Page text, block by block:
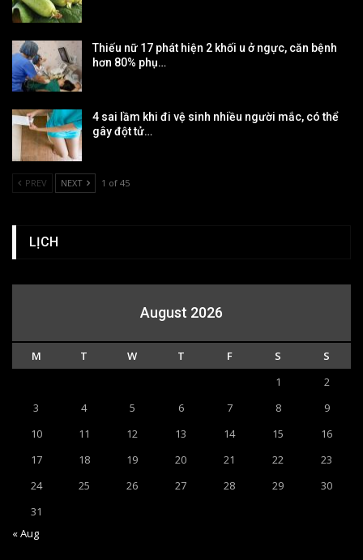
Thiếu nữ 17 phát hiện 2 khối u ở ngực, căn bệnh
hơn 80% phụ…
4 sai lầm khi đi vệ sinh nhiều người mắc, có thể
gây đột tử…
PREV NEXT 1 of 45
LỊCH
August 2026
M T W T F S
S
1
2
3
4 5 6 7 8
9
10
11 12 13 14 15
16
17
18 19 20 21 22
23
24
25 26 27 28 29
30
31
« Aug